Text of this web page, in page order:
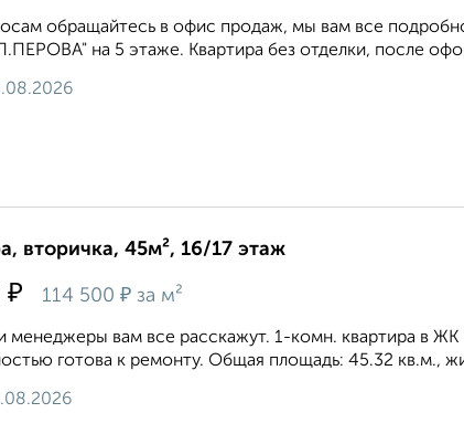
обращайтесь в офис продаж, мы вам все
на 5 этаже. Квартира без отделки, после
вторичка, 45м², 16/17 этаж
₽ 114 500 ₽ за м²
менеджеры вам все расскажут. 1-комн. квартира в
готова к ремонту. Общая площадь: 45.32 кв.м.,